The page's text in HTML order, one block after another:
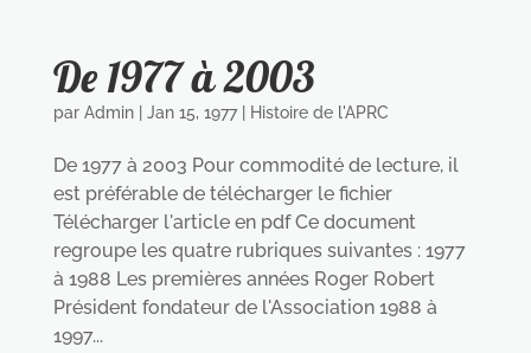
De 1977 à 2003
par Admin| Jan 15, 1977| Histoire de l'APRC
De 1977 à 2003 Pour commodité de lecture, il
est préférable de télécharger le fichier
Télécharger l'article en pdf Ce document
regroupe les quatre rubriques suivantes : 1977
à 1988 Les premières années Roger Robert
Président fondateur de l'Association 1988 à
1997...